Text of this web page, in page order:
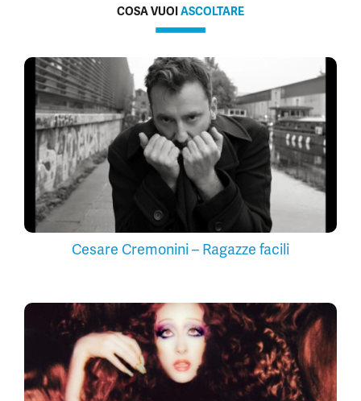
COSA VUOIASCOLTARE
Cesare Cremonini – Ragazze facili